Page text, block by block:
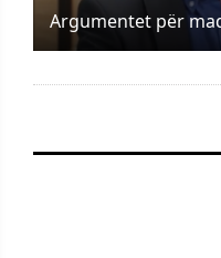
Argumentet për